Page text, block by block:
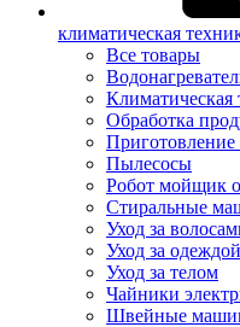
климатическая
Все товары
Климатическая
Обработка
Пылесосы
Робот мойщик
Стиральные
Уход за
Уход за одеждой
Уход за телом
Чайники
Швейные